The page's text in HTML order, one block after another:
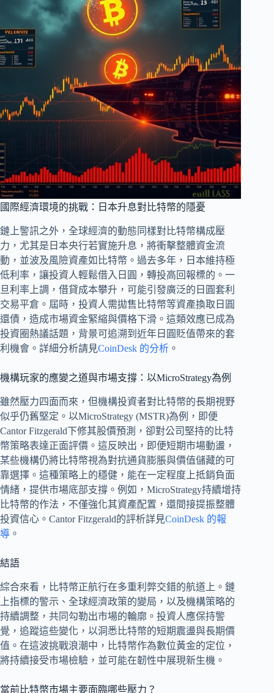
國際經濟環境的挑戰：日本升息對比特幣的隱憂
鏈上警訊之外，全球經濟的動態同樣對比特幣構成壓
力，尤其是日本央行若實施升息，將衝擊整體資金流
動，並波及風險資產如比特幣。過去多年，日本維持極
低利率，讓投資人輕鬆借入日圓，轉投高回報標的。一
旦利率上調，借貸成本攀升，可能引發廣泛的日圓套利
交易平倉。屆時，投資人需拋售比特幣等資產換取日圓
還債，造成市場資金緊縮與價格下滑。這類效應已成為
投資圈熱議話題，背景可追溯到近年日圓貶值帶來的套
利機會。詳細分析請見CoinDesk 的分析 。
機構玩家的應變之道與市場支撐：以MicroStrategy為例
雖然壓力四面而來，但機構投資者對比特幣的長期視野
似乎仍舊堅定。以MicroStrategy (MSTR)為例，即便
Cantor Fitzgerald下修其股價預測，卻對公司堅持的比特
幣策略表達正面評價。這反映出，即便短期市場動盪，
某些機構仍將比特幣視為對抗通貨膨脹與價值儲藏的可
靠選擇。這種策略上的穩健，能在一定程度上抵銷負面
情緒，提供市場底部支撐。例如，MicroStrategy持續增持
比特幣的作法，不僅強化其資產配置，還間接提振整體
投資信心。Cantor Fitzgerald的評析詳見CoinDesk 的報
導 。
結語
綜合來看，比特幣正航行在多重利弊交錯的航道上。鏈
上指標的警示、全球經濟政策的變局，以及機構策略的
持續調整，共同勾勒出市場的輪廓。投資人應保持警
覺，追蹤這些變化，以洞悉比特幣的短期震盪與長期價
值。在這波挑戰浪潮中，比特幣作為數位黃金的定位，
將持續接受市場檢驗，並可能在韌性中展現新生機。
當前比特幣市場主要面臨哪些壓力？